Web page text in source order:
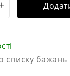
списку бажань